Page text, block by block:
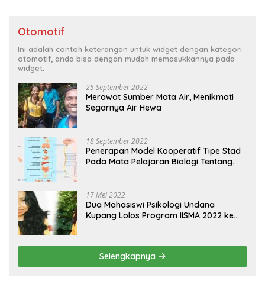
Otomotif
Ini adalah contoh keterangan untuk widget dengan kategori
otomotif, anda bisa dengan mudah memasukkannya pada
widget.
25 September 2022
Merawat Sumber Mata Air, Menikmati
Segarnya Air Hewa
18 September 2022
Penerapan Model Kooperatif Tipe Stad
Pada Mata Pelajaran Biologi Tentang
17 Mei 2022
Dua Mahasiswi Psikologi Undana
Kupang Lolos Program IISMA 2022 ke
Selengkapnya